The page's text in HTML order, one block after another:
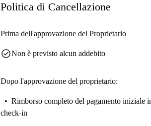
Politica di Cancellazione
Prima dell'approvazione del Proprietario
check_circleNon è previsto alcun addebito
Dopo l'approvazione del proprietario:
Rimborso completo del pagamento iniziale
check-in